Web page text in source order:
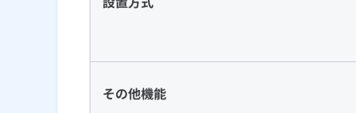
その他機能